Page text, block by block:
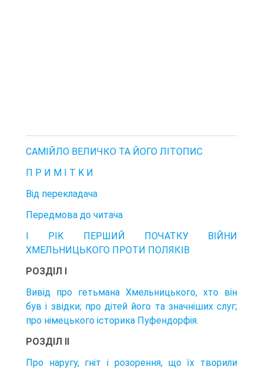
САМІЙЛО ВЕЛИЧКО TA ЙОГО ЛІТОПИС
П P И M I T K И
Від перекладача
Передмова до читача
I PIK ПЕРШИЙ ПОЧАТКУ ВІЙНИ
ХМЕЛЬНИЦЬКОГО ПРОТИ ПОЛЯКІВ
РОЗДІЛ I
Вивід про гетьмана Хмельницького, хто він
був і звідки; про дітей його та значніших слуг;
про німецького історика Пуфендорфія.
РОЗДІЛ II
Про наругу, гніт і розорення, що їх творили